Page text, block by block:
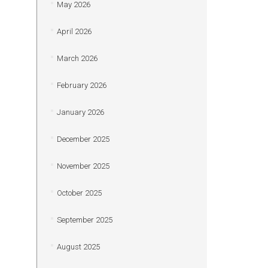
May 2026
April 2026
March 2026
February 2026
January 2026
December 2025
November 2025
October 2025
September 2025
August 2025